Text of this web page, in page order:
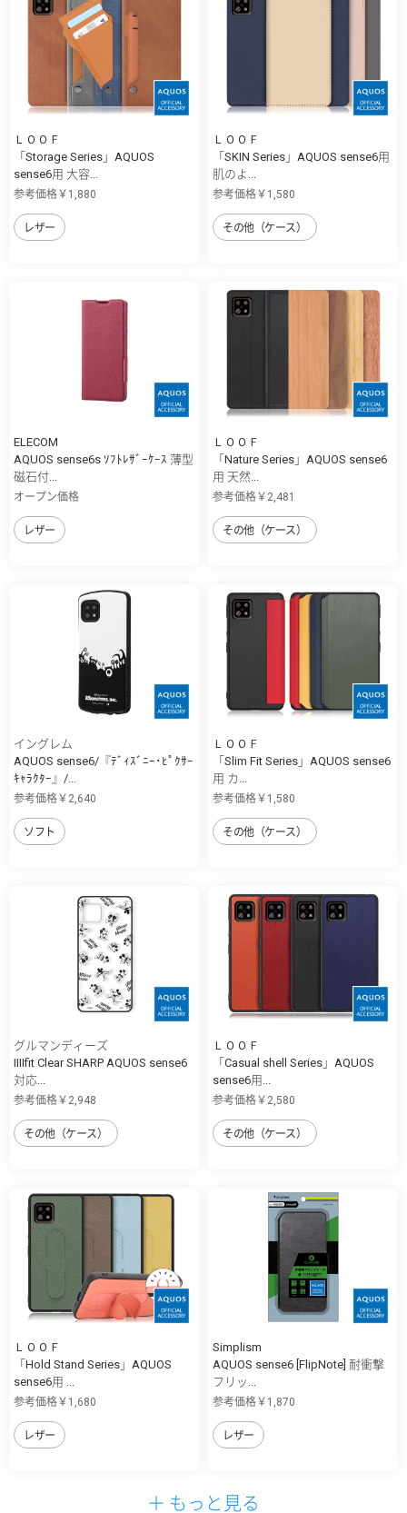
ＬＯＯＦ
「Storage Series」AQUOS
sense6用 大容...
参考価格￥1,880
レザー
ＬＯＯＦ
「SKIN Series」AQUOS sense6用
肌のよ...
参考価格￥1,580
その他（ケース）
ELECOM
AQUOS sense6s ｿﾌﾄﾚｻﾞｰｹｰｽ 薄型
磁石付...
オープン価格
レザー
ＬＯＯＦ
「Nature Series」AQUOS sense6
用 天然...
参考価格￥2,481
その他（ケース）
イングレム
AQUOS sense6/『ﾃﾞｨｽﾞﾆｰ･ﾋﾟｸｻｰ
ｷｬﾗｸﾀｰ』/...
参考価格￥2,640
ソフト
ＬＯＯＦ
「Slim Fit Series」AQUOS sense6
用 カ...
参考価格￥1,580
その他（ケース）
グルマンディーズ
IIIIfit Clear SHARP AQUOS sense6
対応...
参考価格￥2,948
その他（ケース）
ＬＯＯＦ
「Casual shell Series」AQUOS
sense6用...
参考価格￥2,580
その他（ケース）
ＬＯＯＦ
「Hold Stand Series」AQUOS
sense6用 ...
参考価格￥1,680
レザー
Simplism
AQUOS sense6 [FlipNote] 耐衝撃
フリッ...
参考価格￥1,870
レザー
＋ もっと見る